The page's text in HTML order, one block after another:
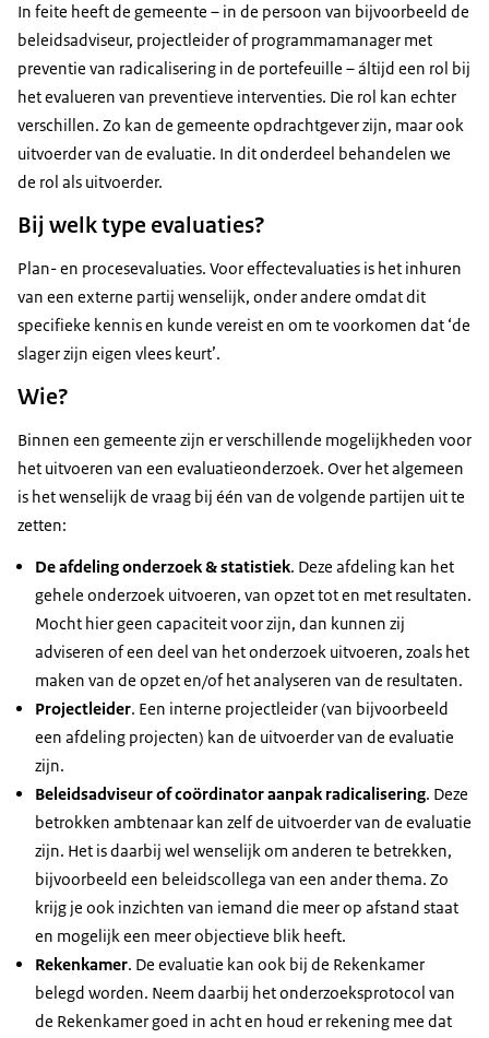
In feite heeft de gemeente – in de persoon van bijvoorbeeld de
beleidsadviseur, projectleider of programmamanager met
preventie van radicalisering in de portefeuille – áltijd een rol bij
het evalueren van preventieve interventies. Die rol kan echter
verschillen. Zo kan de gemeente opdrachtgever zijn, maar ook
uitvoerder van de evaluatie. In dit onderdeel behandelen we
de rol als uitvoerder.
Bij welk type evaluaties?
Plan- en procesevaluaties. Voor effectevaluaties is het inhuren
van een externe partij wenselijk, onder andere omdat dit
specifieke kennis en kunde vereist en om te voorkomen dat ‘de
slager zijn eigen vlees keurt’.
Wie?
Binnen een gemeente zijn er verschillende mogelijkheden voor
het uitvoeren van een evaluatieonderzoek. Over het algemeen
is het wenselijk de vraag bij één van de volgende partijen uit te
zetten:
De afdeling onderzoek & statistiek. Deze afdeling kan het
gehele onderzoek uitvoeren, van opzet tot en met resultaten.
Mocht hier geen capaciteit voor zijn, dan kunnen zij
adviseren of een deel van het onderzoek uitvoeren, zoals het
maken van de opzet en/of het analyseren van de resultaten.
Projectleider. Een interne projectleider (van bijvoorbeeld
een afdeling projecten) kan de uitvoerder van de evaluatie
zijn.
Beleidsadviseur of coördinator aanpak radicalisering. Deze
betrokken ambtenaar kan zelf de uitvoerder van de evaluatie
zijn. Het is daarbij wel wenselijk om anderen te betrekken,
bijvoorbeeld een beleidscollega van een ander thema. Zo
krijg je ook inzichten van iemand die meer op afstand staat
en mogelijk een meer objectieve blik heeft.
Rekenkamer. De evaluatie kan ook bij de Rekenkamer
belegd worden. Neem daarbij het onderzoeksprotocol van
de Rekenkamer goed in acht en houd er rekening mee dat